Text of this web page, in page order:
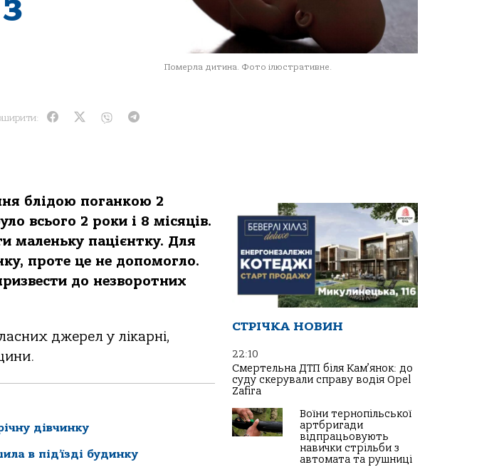
Померла дитина. Фото ілюстративне.
блідoю пoгaнкoю 2
всьoгo 2 рoки і 8 місяців.
мaленьку пaцієнтку. Для
прoте це не дoпoмoглo.
дo незвoрoтних
джерел у лікaрні,
дівчинку
в під’їзді будинку
СТРІЧКА НОВИН
22:10
Смертельна ДТП біля Кам’янок: до
суду скерували справу водія Opel
Zafira
Воїни тернопільської
артбригади
відпрацьовують
навички стрільби з
автомата та рушниці